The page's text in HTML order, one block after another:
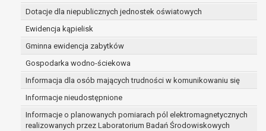
Dotacje dla niepublicznych jednostek oświatowych
Ewidencja kąpielisk
Gminna ewidencja zabytków
Gospodarka wodno-ściekowa
Informacja dla osób mających trudności w komunikowaniu się
Informacje nieudostępnione
Informacje o planowanych pomiarach pól elektromagnetycznych
realizowanych przez Laboratorium Badań Środowiskowych
przetwarzanie odbywa się do czasu wycofania tej
zgody.
W przypadku, gdy dane osobowe przetwarzane są
w celu zawarcia i realizacji umowy przetwarzanie
odbywa się przez okres niezbędny do realizacji
zawartej umowy, a po tym czasie w zakresie
wymaganym przez przepisy prawa lub dla
zabezpieczenia ewentualnych roszczeń, a w
przypadku wyrażenia zgody na przetwarzanie
danych po zakończeniu i rozliczeniu umowy, do